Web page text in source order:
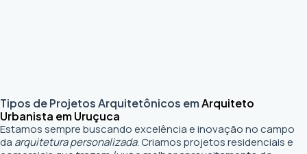
Tipos de Projetos Arquitetônicos emArquiteto
Urbanista em Uruçuca
Estamos sempre buscando excelência e inovação no campo
da arquitetura personalizada. Criamos projetos residenciais e